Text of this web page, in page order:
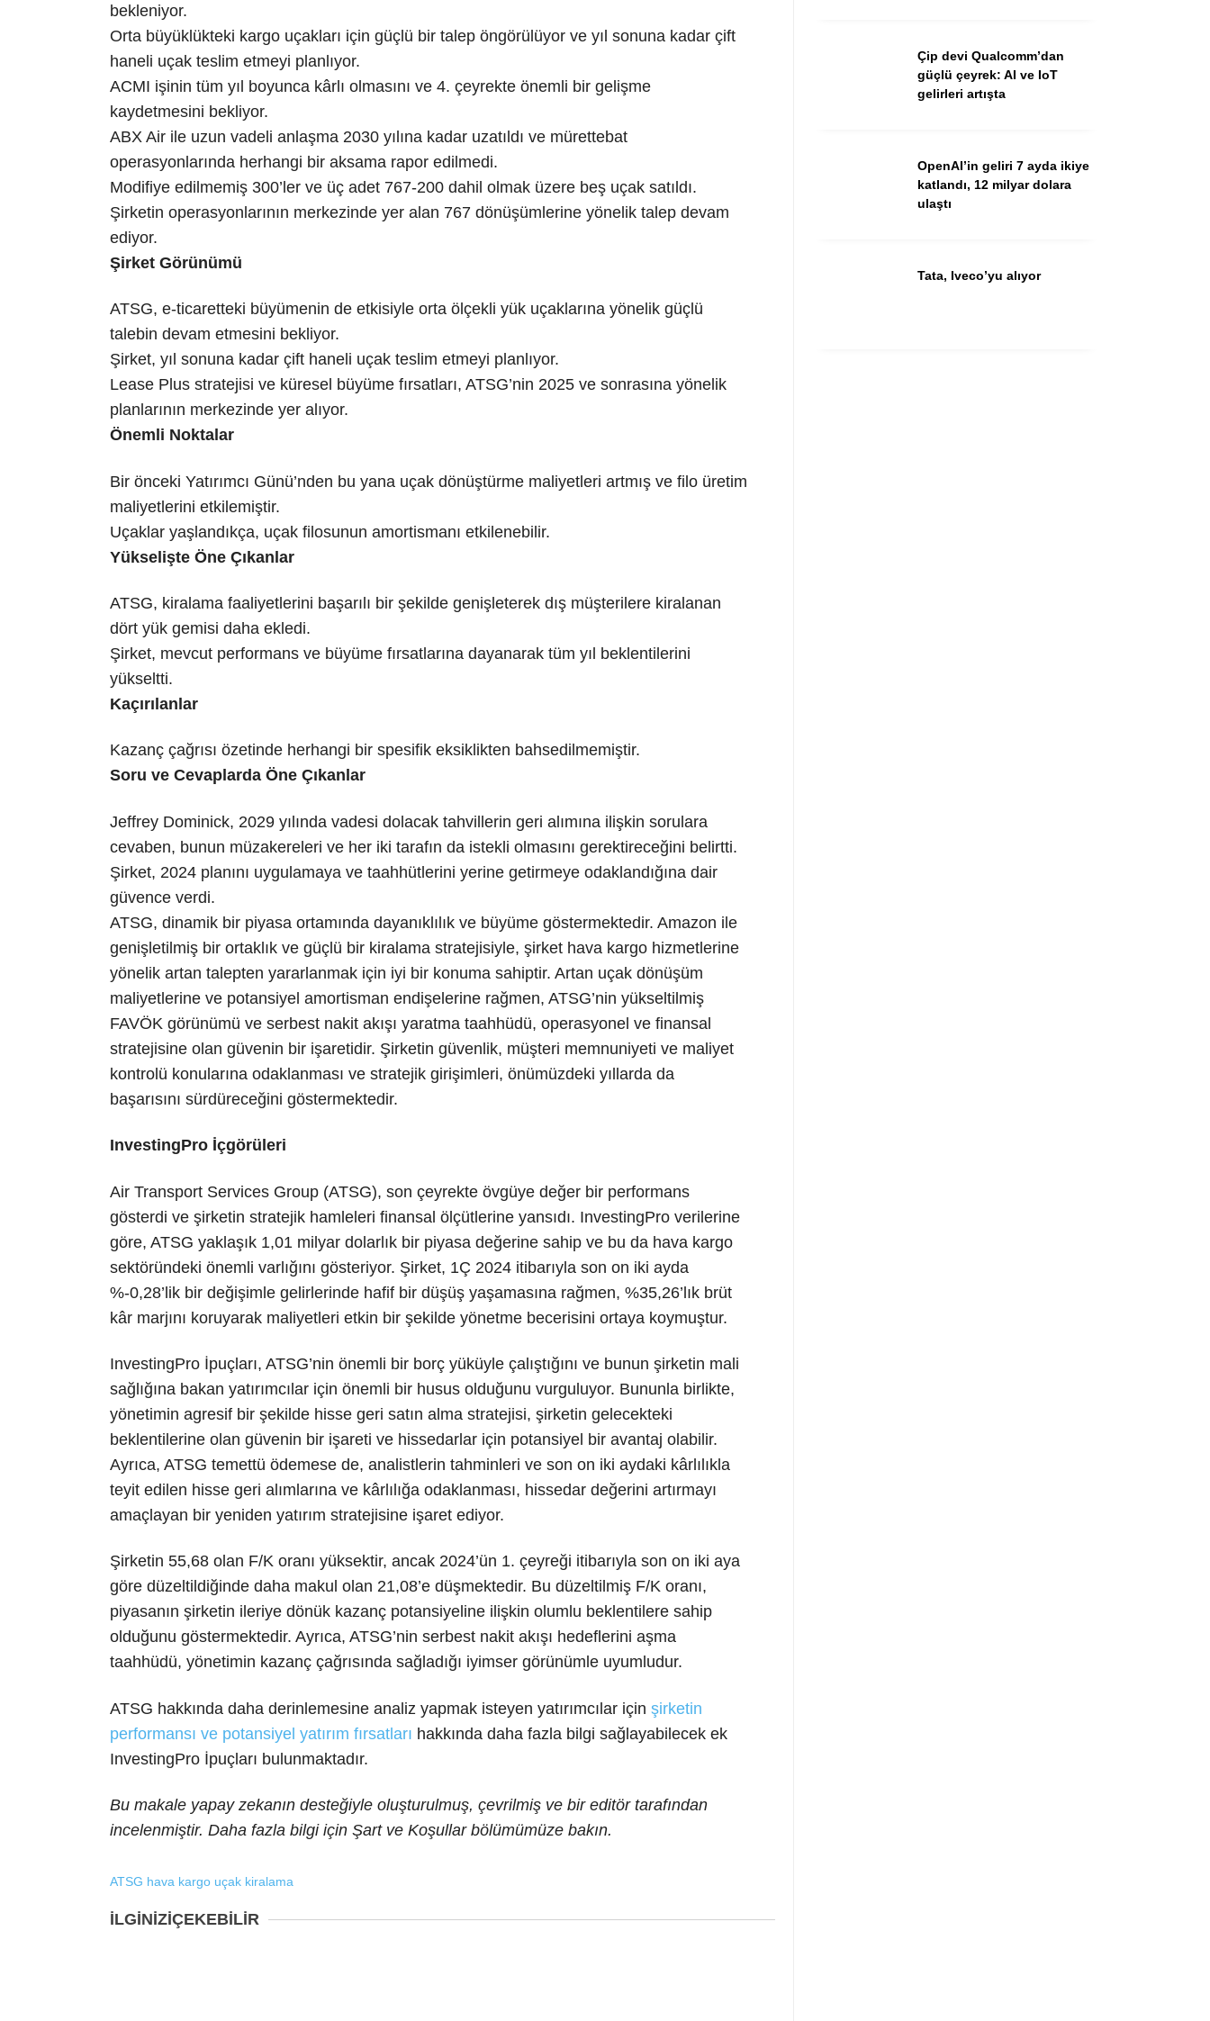
bekleniyor.
Orta büyüklükteki kargo uçakları için güçlü bir talep öngörülüyor ve yıl sonuna kadar çift
haneli uçak teslim etmeyi planlıyor.
ACMI işinin tüm yıl boyunca kârlı olmasını ve 4. çeyrekte önemli bir gelişme
kaydetmesini bekliyor.
ABX Air ile uzun vadeli anlaşma 2030 yılına kadar uzatıldı ve mürettebat
operasyonlarında herhangi bir aksama rapor edilmedi.
Modifiye edilmemiş 300’ler ve üç adet 767-200 dahil olmak üzere beş uçak satıldı.
Şirketin operasyonlarının merkezinde yer alan 767 dönüşümlerine yönelik talep devam
ediyor.
Şirket Görünümü
ATSG, e-ticaretteki büyümenin de etkisiyle orta ölçekli yük uçaklarına yönelik güçlü
talebin devam etmesini bekliyor.
Şirket, yıl sonuna kadar çift haneli uçak teslim etmeyi planlıyor.
Lease Plus stratejisi ve küresel büyüme fırsatları, ATSG’nin 2025 ve sonrasına yönelik
planlarının merkezinde yer alıyor.
Önemli Noktalar
Bir önceki Yatırımcı Günü’nden bu yana uçak dönüştürme maliyetleri artmış ve filo üretim
maliyetlerini etkilemiştir.
Uçaklar yaşlandıkça, uçak filosunun amortismanı etkilenebilir.
Yükselişte Öne Çıkanlar
ATSG, kiralama faaliyetlerini başarılı bir şekilde genişleterek dış müşterilere kiralanan
dört yük gemisi daha ekledi.
Şirket, mevcut performans ve büyüme fırsatlarına dayanarak tüm yıl beklentilerini
yükseltti.
Kaçırılanlar
Kazanç çağrısı özetinde herhangi bir spesifik eksiklikten bahsedilmemiştir.
Soru ve Cevaplarda Öne Çıkanlar
Jeffrey Dominick, 2029 yılında vadesi dolacak tahvillerin geri alımına ilişkin sorulara
cevaben, bunun müzakereleri ve her iki tarafın da istekli olmasını gerektireceğini belirtti.
Şirket, 2024 planını uygulamaya ve taahhütlerini yerine getirmeye odaklandığına dair
güvence verdi.
ATSG, dinamik bir piyasa ortamında dayanıklılık ve büyüme göstermektedir. Amazon ile
genişletilmiş bir ortaklık ve güçlü bir kiralama stratejisiyle, şirket hava kargo hizmetlerine
yönelik artan talepten yararlanmak için iyi bir konuma sahiptir. Artan uçak dönüşüm
maliyetlerine ve potansiyel amortisman endişelerine rağmen, ATSG’nin yükseltilmiş
FAVÖK görünümü ve serbest nakit akışı yaratma taahhüdü, operasyonel ve finansal
stratejisine olan güvenin bir işaretidir. Şirketin güvenlik, müşteri memnuniyeti ve maliyet
kontrolü konularına odaklanması ve stratejik girişimleri, önümüzdeki yıllarda da
başarısını sürdüreceğini göstermektedir.
InvestingPro İçgörüleri
Air Transport Services Group (ATSG), son çeyrekte övgüye değer bir performans
gösterdi ve şirketin stratejik hamleleri finansal ölçütlerine yansıdı. InvestingPro verilerine
göre, ATSG yaklaşık 1,01 milyar dolarlık bir piyasa değerine sahip ve bu da hava kargo
sektöründeki önemli varlığını gösteriyor. Şirket, 1Ç 2024 itibarıyla son on iki ayda
%-0,28’lik bir değişimle gelirlerinde hafif bir düşüş yaşamasına rağmen, %35,26’lık brüt
kâr marjını koruyarak maliyetleri etkin bir şekilde yönetme becerisini ortaya koymuştur.
InvestingPro İpuçları, ATSG’nin önemli bir borç yüküyle çalıştığını ve bunun şirketin mali
sağlığına bakan yatırımcılar için önemli bir husus olduğunu vurguluyor. Bununla birlikte,
yönetimin agresif bir şekilde hisse geri satın alma stratejisi, şirketin gelecekteki
beklentilerine olan güvenin bir işareti ve hissedarlar için potansiyel bir avantaj olabilir.
Ayrıca, ATSG temettü ödemese de, analistlerin tahminleri ve son on iki aydaki kârlılıkla
teyit edilen hisse geri alımlarına ve kârlılığa odaklanması, hissedar değerini artırmayı
amaçlayan bir yeniden yatırım stratejisine işaret ediyor.
Şirketin 55,68 olan F/K oranı yüksektir, ancak 2024’ün 1. çeyreği itibarıyla son on iki aya
göre düzeltildiğinde daha makul olan 21,08’e düşmektedir. Bu düzeltilmiş F/K oranı,
piyasanın şirketin ileriye dönük kazanç potansiyeline ilişkin olumlu beklentilere sahip
olduğunu göstermektedir. Ayrıca, ATSG’nin serbest nakit akışı hedeflerini aşma
taahhüdü, yönetimin kazanç çağrısında sağladığı iyimser görünümle uyumludur.
ATSG hakkında daha derinlemesine analiz yapmak isteyen yatırımcılar için şirketin
performansı ve potansiyel yatırım fırsatları hakkında daha fazla bilgi sağlayabilecek ek
InvestingPro İpuçları bulunmaktadır.
Bu makale yapay zekanın desteğiyle oluşturulmuş, çevrilmiş ve bir editör tarafından
incelenmiştir. Daha fazla bilgi için Şart ve Koşullar bölümümüze bakın.
ATSG hava kargo uçak kiralama
İLGİNİZİÇEKEBİLİR
Çip devi Qualcomm’dan
güçlü çeyrek: AI ve IoT
gelirleri artışta
OpenAI’in geliri 7 ayda ikiye
katlandı, 12 milyar dolara
ulaştı
Tata, Iveco’yu alıyor